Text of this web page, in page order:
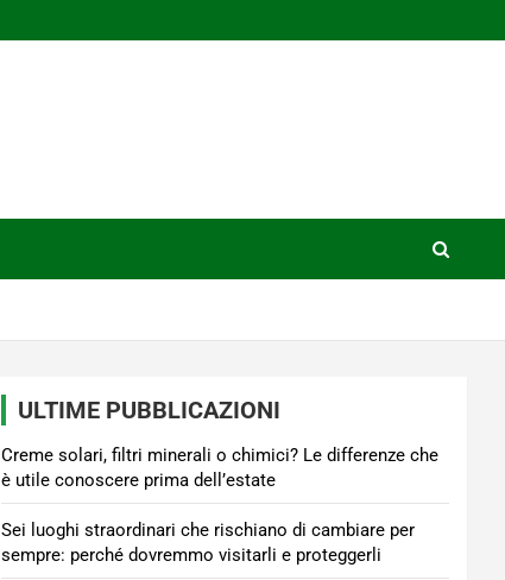
ULTIME PUBBLICAZIONI
Creme solari, filtri minerali o chimici? Le differenze che
è utile conoscere prima dell’estate
Sei luoghi straordinari che rischiano di cambiare per
sempre: perché dovremmo visitarli e proteggerli